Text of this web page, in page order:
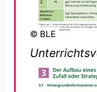
© BLE